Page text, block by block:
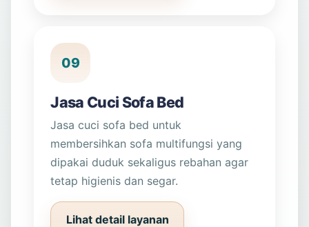
09
Jasa Cuci Sofa Bed
Jasa cuci sofa bed untuk
membersihkan sofa multifungsi yang
dipakai duduk sekaligus rebahan agar
tetap higienis dan segar.
Lihat detail layanan